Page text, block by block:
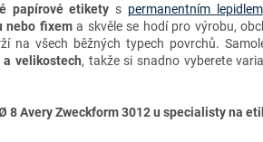
papírové etikety s permanentním lepidlem
nebo fixem a skvěle se hodí pro výrobu,
na všech běžných typech povrchů.
a velikostech, takže si snadno vyberete
8 Avery Zweckform 3012 u specialisty na